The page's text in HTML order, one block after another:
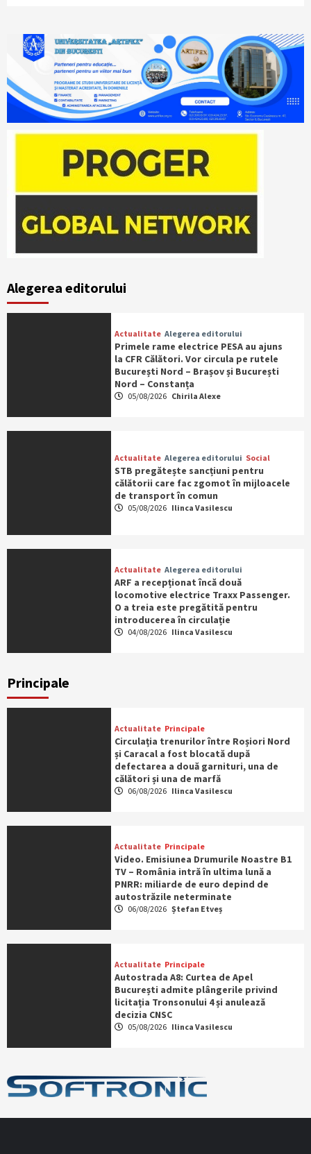
Alegerea editorului
Actualitate Alegerea editorului
Primele rame electrice PESA au ajuns
la CFR Călători. Vor circula pe rutele
București Nord – Brașov și București
Nord – Constanța
05/08/2026 Chirila Alexe
Actualitate Alegerea editorului Social
STB pregătește sancțiuni pentru
călătorii care fac zgomot în mijloacele
de transport în comun
05/08/2026 Ilinca Vasilescu
Actualitate Alegerea editorului
ARF a recepționat încă două
locomotive electrice Traxx Passenger.
O a treia este pregătită pentru
introducerea în circulație
04/08/2026 Ilinca Vasilescu
Principale
Actualitate Principale
Circulația trenurilor între Roșiori Nord
și Caracal a fost blocată după
defectarea a două garnituri, una de
călători și una de marfă
06/08/2026 Ilinca Vasilescu
Actualitate Principale
Video. Emisiunea Drumurile Noastre B1
TV – România intră în ultima lună a
PNRR: miliarde de euro depind de
autostrăzile neterminate
06/08/2026 Ștefan Etveș
Actualitate Principale
Autostrada A8: Curtea de Apel
București admite plângerile privind
licitația Tronsonului 4 și anulează
decizia CNSC
05/08/2026 Ilinca Vasilescu